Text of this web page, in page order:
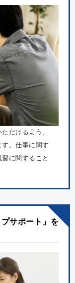
だけるよう、
。仕事に関す
に関すること
サポート」を